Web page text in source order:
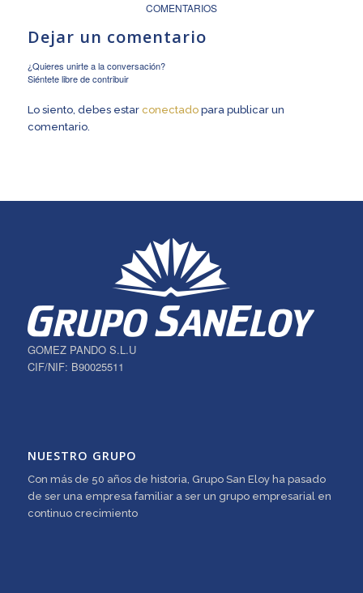
COMENTARIOS
Dejar un comentario
¿Quieres unirte a la conversación?
Siéntete libre de contribuir
Lo siento, debes estar conectadopara publicar un
comentario.
GOMEZ PANDO S.L.U
CIF/NIF: B90025511
NUESTRO GRUPO
Con más de 50 años de historia, Grupo San Eloy ha pasado
de ser una empresa familiar a ser un grupo empresarial en
continuo crecimiento